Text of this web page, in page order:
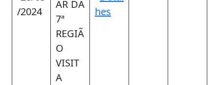
/2024
AR DA
7ª
REGIÃ
O
VISIT
A
hes